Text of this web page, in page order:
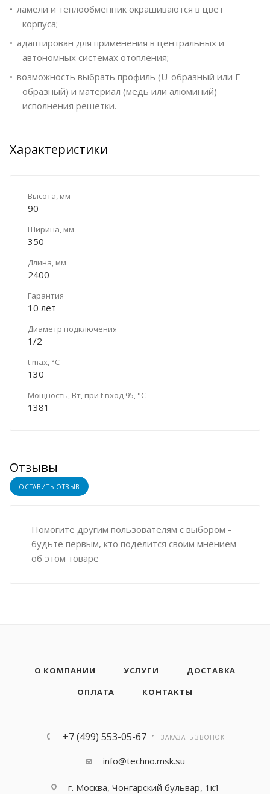
ламели и теплообменник окрашиваются в цвет
корпуса;
адаптирован для применения в центральных и
автономных системах отопления;
возможность выбрать профиль (U-образный или F-
образный) и материал (медь или алюминий)
исполнения решетки.
Характеристики
Высота, мм
90
Ширина, мм
350
Длина, мм
2400
Гарантия
10 лет
Диаметр подключения
1/2
t max, °C
130
Мощность, Вт, при t вход 95, °C
1381
Отзывы
ОСТАВИТЬ ОТЗЫВ
Помогите другим пользователям с выбором -
будьте первым, кто поделится своим мнением
об этом товаре
О КОМПАНИИ УСЛУГИ
ДОСТАВКА
ОПЛАТА
КОНТАКТЫ
+7 (499) 553-05-67 ЗАКАЗАТЬ ЗВОНОК
info@techno.msk.su
г. Москва, Чонгарский бульвар, 1к1